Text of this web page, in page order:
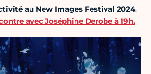
au New Images Festival 2024.
avec Joséphine Derobe à 19h.